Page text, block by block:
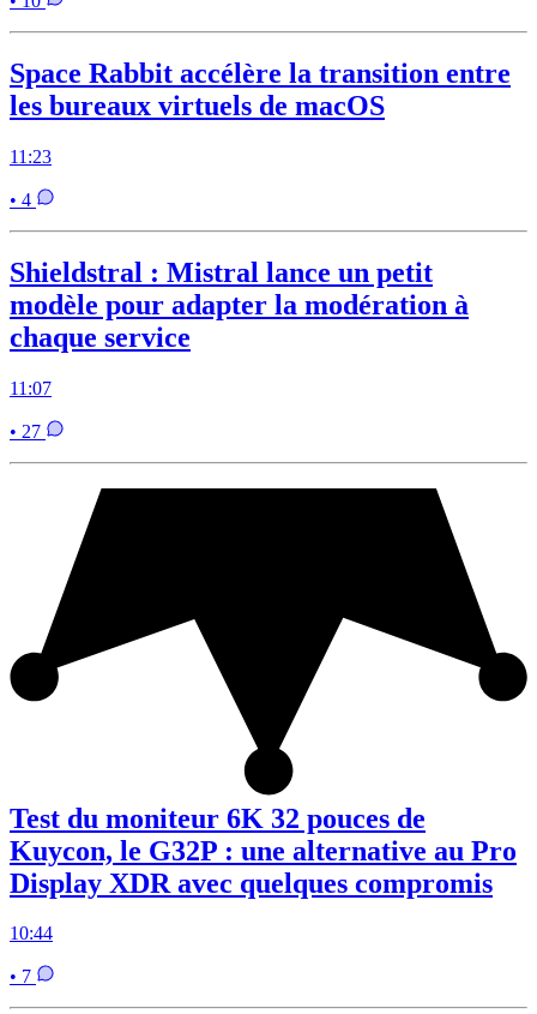
Space Rabbit accélère la transition entre
les bureaux virtuels de macOS
11:23
• 4
Shieldstral : Mistral lance un petit
modèle pour adapter la modération à
chaque service
11:07
• 27
Test du moniteur 6K 32 pouces de
Kuycon, le G32P : une alternative au Pro
Display XDR avec quelques compromis
10:44
• 7